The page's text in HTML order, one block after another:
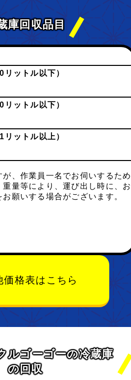
庫回収品目
ットル以下）
ットル以下）
ットル以上）
が、作業員一名でお伺いするため
重量等により、運び出し時に、お
願いする場合がございます。
価格表はこちら
ルゴーゴーの冷蔵庫
の回収